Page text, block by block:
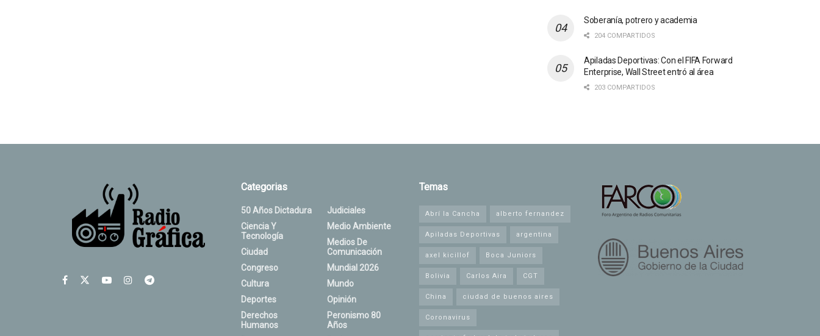
Soberanía, potrero y academia
204 COMPARTIDOS
Apiladas Deportivas: Con el FIFA Forward
Enterprise, Wall Street entró al área
203 COMPARTIDOS
Categorias
50 Años Dictadura
Ciencia Y
Tecnología
Ciudad
Congreso
Cultura
Deportes
Derechos
Humanos
Judiciales
Medio Ambiente
Medios De
Comunicación
Mundial 2026
Mundo
Opinión
Peronismo 80
Años
Temas
Abrí la Cancha alberto fernandez
Apiladas Deportivas argentina
axel kicillof Boca Juniors
Bolivia Carlos Aira CGT
China ciudad de buenos aires
Coronavirus